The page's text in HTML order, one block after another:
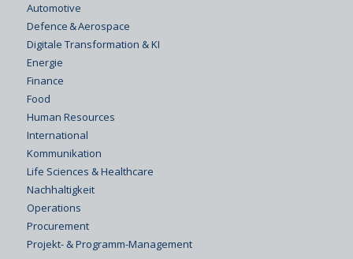
Automotive
Defence & Aerospace
Digitale Transformation & KI
Energie
Finance
Food
Human Resources
International
Kommunikation
Life Sciences & Healthcare
Nachhaltigkeit
Operations
Procurement
Projekt- & Programm-Management